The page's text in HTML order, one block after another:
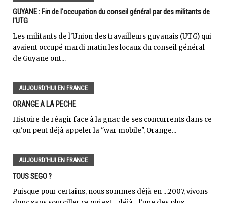
GUYANE : Fin de l'occupation du conseil général par des militants de
l'UTG
Les militants de l'Union des travailleurs guyanais (UTG) qui
avaient occupé mardi matin les locaux du conseil général
de Guyane ont...
AUJOURD'HUI EN FRANCE
ORANGE A LA PECHE
Histoire de réagir face à la gnac de ses concurrents dans ce
qu'on peut déjà appeler la "war mobile", Orange...
AUJOURD'HUI EN FRANCE
TOUS SEGO ?
Puisque pour certains, nous sommes déjà en ...2007, vivons